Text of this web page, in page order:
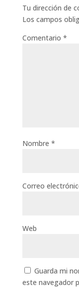
Tu dirección de
Los campos
Comentario *
Nombre *
Correo
Web
Guarda mi
este navegador